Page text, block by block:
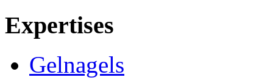
Expertises
Gelnagels